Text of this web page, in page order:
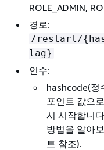
ROLE_ADMIN,
경로:
/restart/{
lag}
인수:
hashcode(정
포인트 값으
시 시작합니
방법을 알아
트 참조).